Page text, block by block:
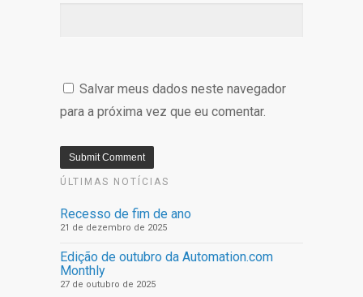
Salvar meus dados neste navegador
para a próxima vez que eu comentar.
ÚLTIMAS NOTÍCIAS
Recesso de fim de ano
21 de dezembro de 2025
Edição de outubro da Automation.com
Monthly
27 de outubro de 2025